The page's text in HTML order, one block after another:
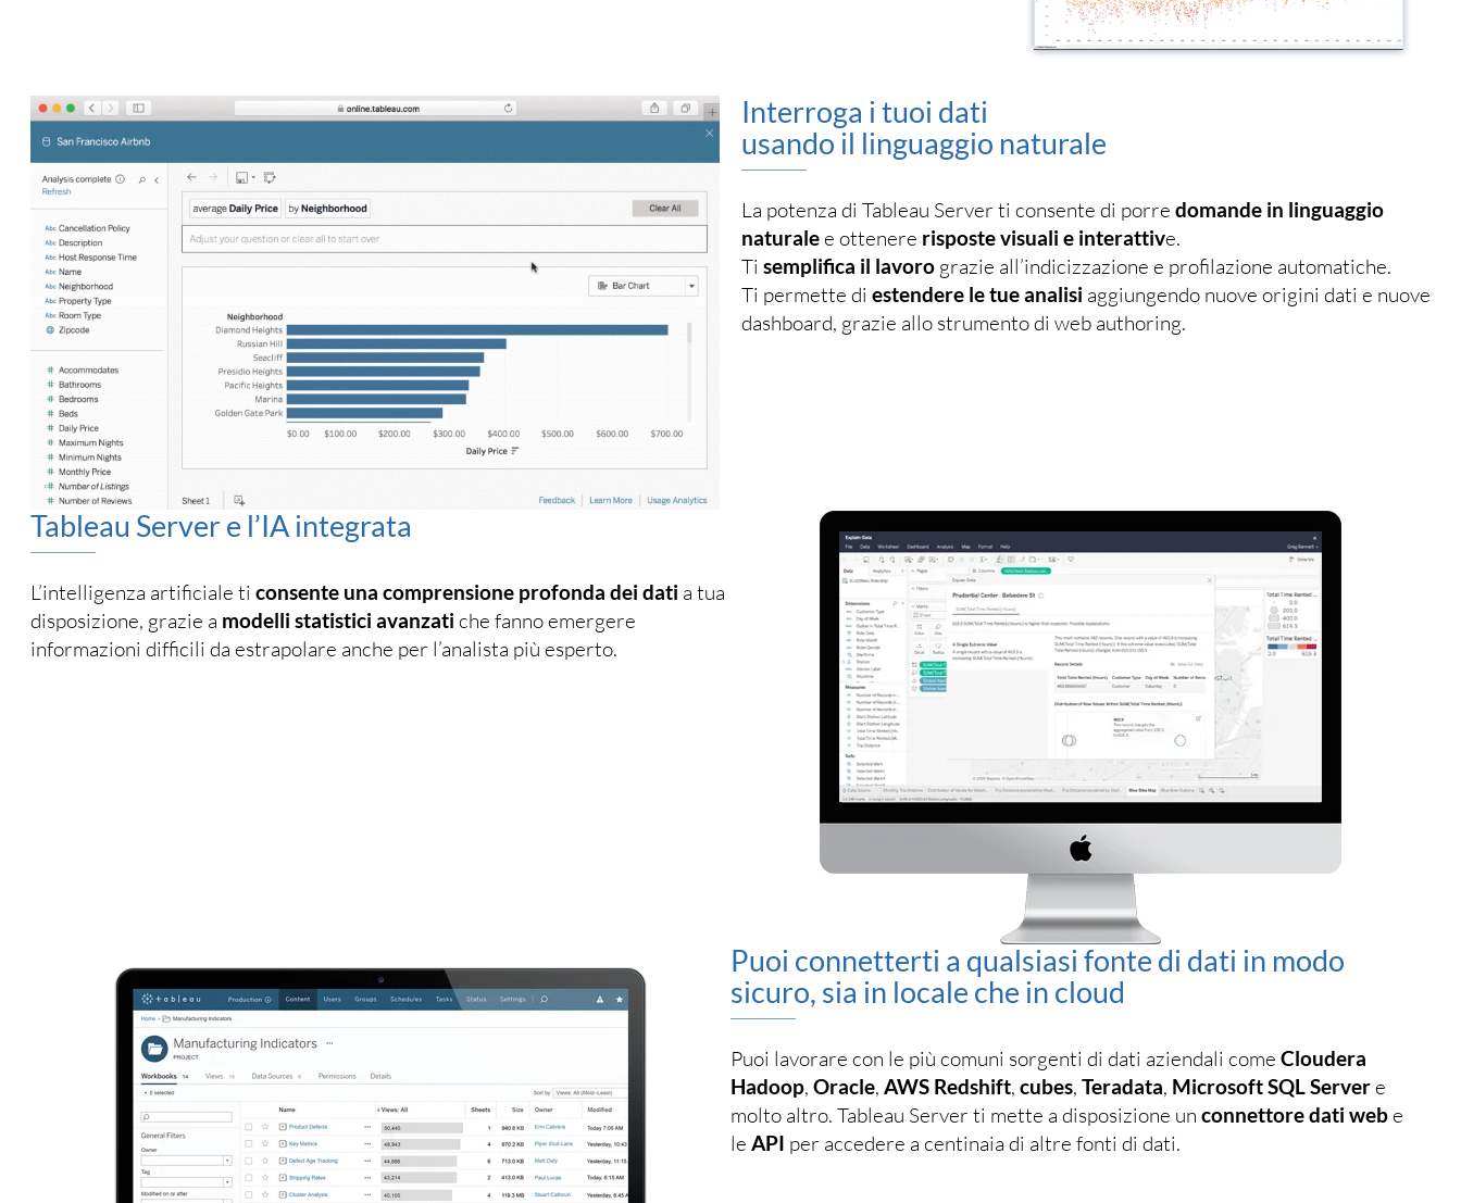
Interroga i tuoi dati
usando il linguaggio naturale
La potenza di Tableau Server ti consente di porre domande in linguaggio
naturalee ottenere risposte visuali e interattive.
Ti semplifica il lavoro grazie all’indicizzazione e profilazione automatiche.
Ti permette di estendere le tue analisi aggiungendo nuove origini dati e nuove
dashboard, grazie allo strumento di web authoring.
Tableau Server e l’IA integrata
L’intelligenza artificiale ti consente una comprensione profonda dei dati a tua
disposizione, grazie a modelli statistici avanzati che fanno emergere
informazioni difficili da estrapolare anche per l’analista più esperto.
Puoi connetterti a qualsiasi fonte di dati in modo
sicuro, sia in locale che in cloud
Puoi lavorare con le più comuni sorgenti di dati aziendali come Cloudera
Hadoop, Oracle, AWS Redshift, cubes, Teradata, Microsoft SQL Servere
molto altro. Tableau Server ti mette a disposizione un connettore dati webe
le API per accedere a centinaia di altre fonti di dati.